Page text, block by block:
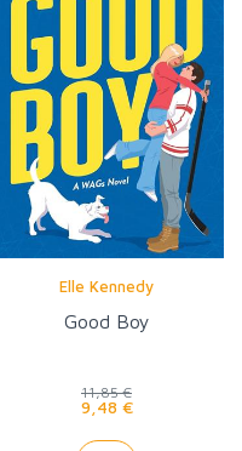
Elle Kennedy
Good Boy
11,85 €
9,48 €